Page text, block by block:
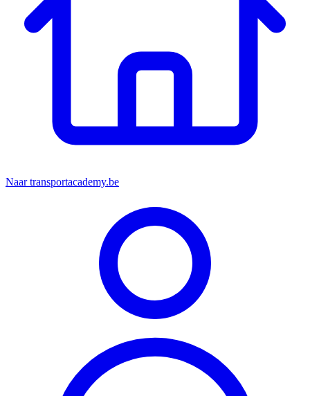
Naar transportacademy.be